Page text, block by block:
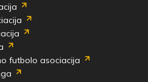
futbolo asociacija